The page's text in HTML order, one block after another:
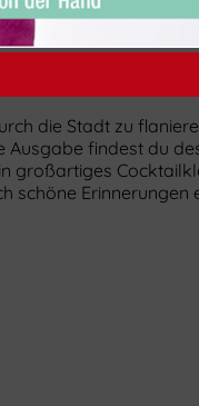
die Stadt zu
findest du